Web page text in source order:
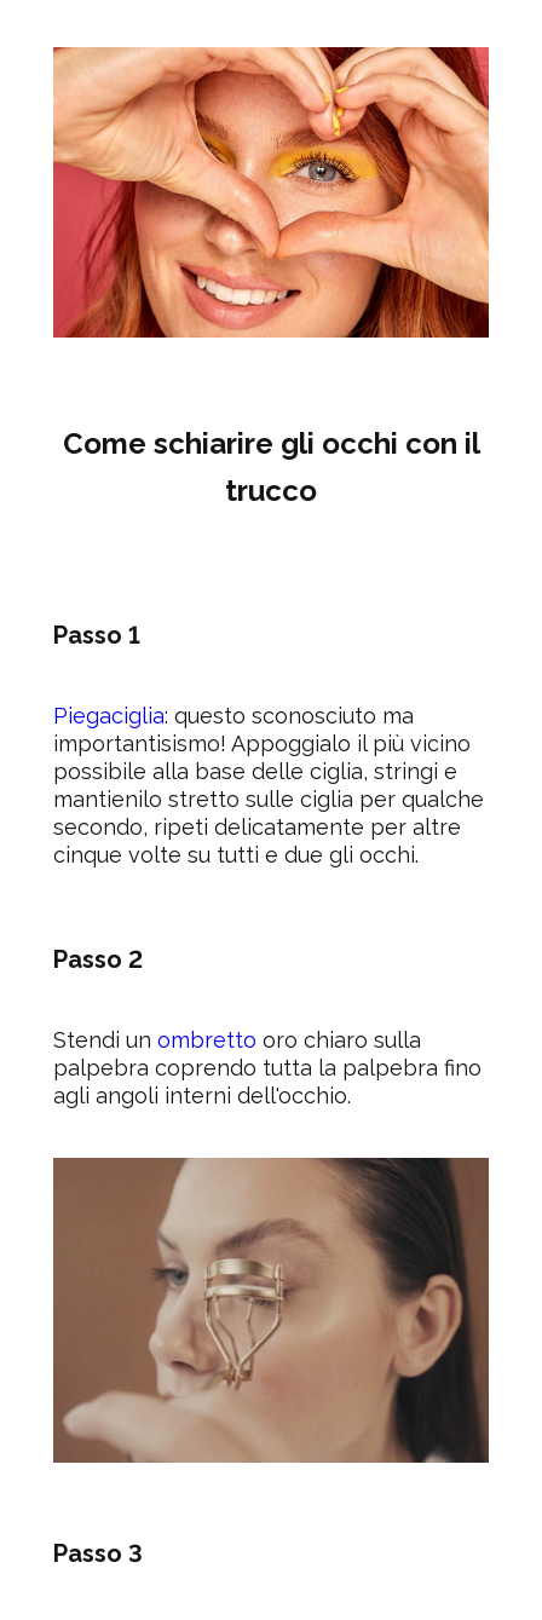
Come schiarire gli occhi con il
trucco
Passo 1
Piegaciglia: questo sconosciuto ma
importantisismo! Appoggialo il più vicino
possibile alla base delle ciglia, stringi e
mantienilo stretto sulle ciglia per qualche
secondo, ripeti delicatamente per altre
cinque volte su tutti e due gli occhi.
Passo 2
Stendi un ombretto oro chiaro sulla
palpebra coprendo tutta la palpebra fino
agli angoli interni dell'occhio.
Passo 3